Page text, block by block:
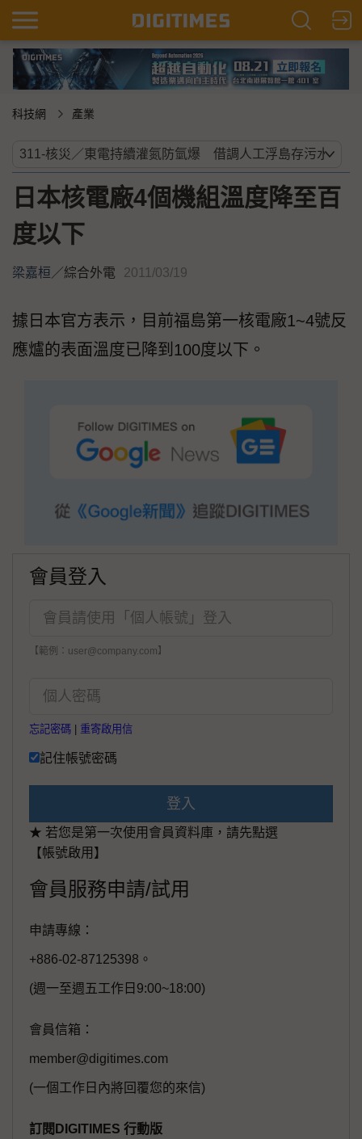
科技網 產業
日本核電廠4個機組溫度降至百
度以下
梁嘉桓 ／綜合外電 2011/03/19
據日本官方表示，目前福島第一核電廠1~4號反
應爐的表面溫度已降到100度以下。
會員登入
【範例：user@company.com】
忘記密碼 重寄啟用信
記住帳號密碼
登入
★ 若您是第一次使用會員資料庫，請先點選
【帳號啟用】
會員服務申請/試用
申請專線：
+886-02-87125398。
(週一至週五工作日9:00~18:00)
會員信箱：
member@digitimes.com
(一個工作日內將回覆您的來信)
訂閱DIGITIMES 行動版